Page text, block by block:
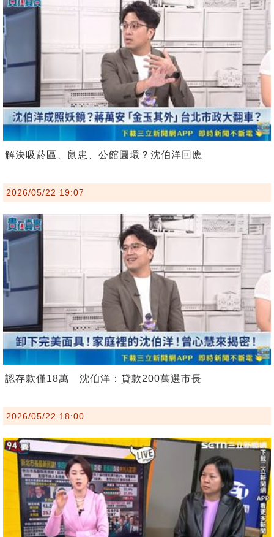
解決吸菸區、鼠患、公館圓環？沈伯洋回應
2026/05/22 19:07
認存款僅18萬 沈伯洋：貸款200萬選市長
2026/05/22 18:00